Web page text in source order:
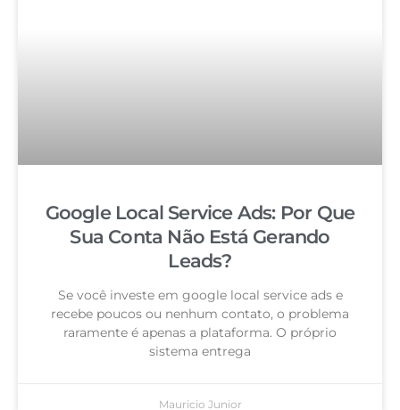
Google Local Service Ads: Por Que
Sua Conta Não Está Gerando
Leads?
Se você investe em google local service ads e
recebe poucos ou nenhum contato, o problema
raramente é apenas a plataforma. O próprio
sistema entrega
Mauricio Junior